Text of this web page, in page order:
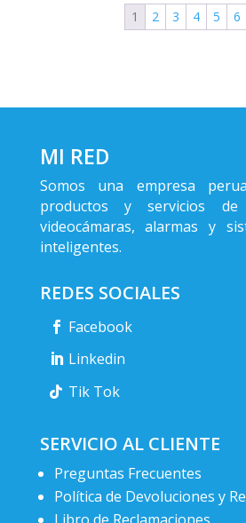
1 2 3 4 5 6
MI RED
Somos una empresa
productos y servicios de
videocámaras, alarmas y
inteligentes.
REDES SOCIALES
Facebook
Linkedin
Tik Tok
SERVICIO AL CLIENTE
Preguntas Frecuentes
Política de Devoluciones y